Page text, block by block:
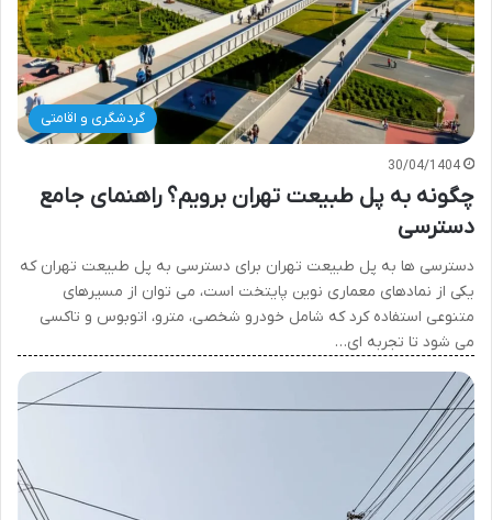
گردشگری و اقامتی
30/04/1404
چگونه به پل طبیعت تهران برویم؟ راهنمای جامع
دسترسی
دسترسی ها به پل طبیعت تهران برای دسترسی به پل طبیعت تهران که
یکی از نمادهای معماری نوین پایتخت است، می توان از مسیرهای
متنوعی استفاده کرد که شامل خودرو شخصی، مترو، اتوبوس و تاکسی
می شود تا تجربه ای…